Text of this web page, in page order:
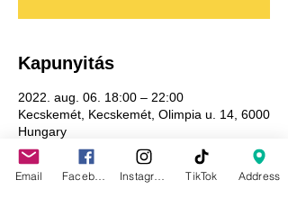
Kapunyitás
2022. aug. 06. 18:00 – 22:00
Kecskemét, Kecskemét, Olimpia u. 14, 6000
Hungary
Email TikTok Address